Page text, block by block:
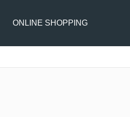
ONLINE SHOPPING